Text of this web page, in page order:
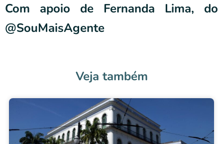
Com apoio de Fernanda Lima, do
@SouMaisAgente
Veja também